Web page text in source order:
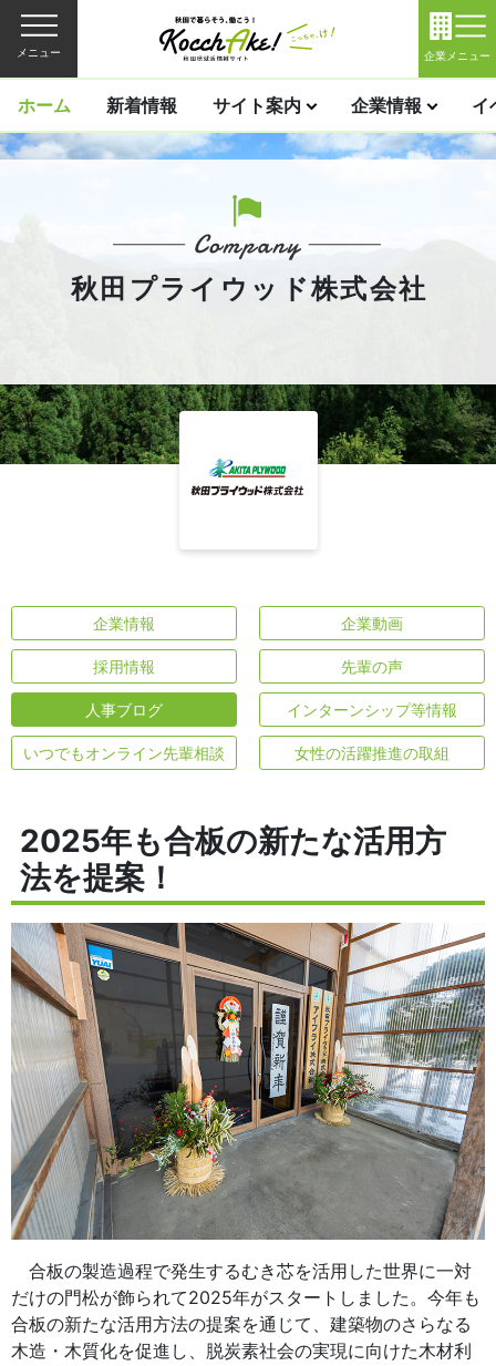
メニュー 企業メニュー
ホーム 新着情報 サイト案内 企業情報 イ
秋田プライウッド株式会社
企業情報 企業動画
採用情報 先輩の声
人事ブログ インターンシップ等情報
いつでもオンライン先輩相談 女性の活躍推進の取組
2025年も合板の新たな活用方
法を提案！
合板の製造過程で発生するむき芯を活用した世界に一対
だけの門松が飾られて2025年がスタートしました。今年も
合板の新たな活用方法の提案を通じて、建築物のさらなる
木造・木質化を促進し、脱炭素社会の実現に向けた木材利